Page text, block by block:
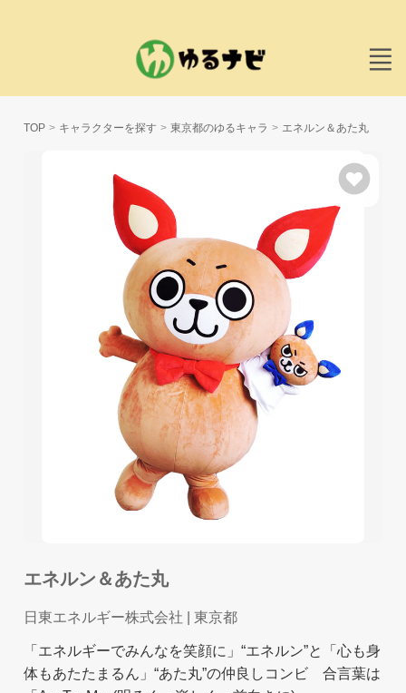
TOP キャラクターを探す 東京都のゆるキャラ エネルン＆あた丸
エネルン＆あた丸
日東エネルギー株式会社 | 東京都
「エネルギーでみんなを笑顔に」“エネルン”と「心も身
体もあたたまるん」“あた丸”の仲良しコンビ 合言葉は